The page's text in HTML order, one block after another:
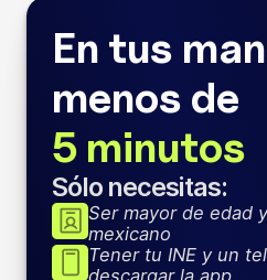
En tus
menos de
5 minutos
Sólo necesitas:
Ser mayor de edad
mexicano
Tener tu INE y un
descargar la app